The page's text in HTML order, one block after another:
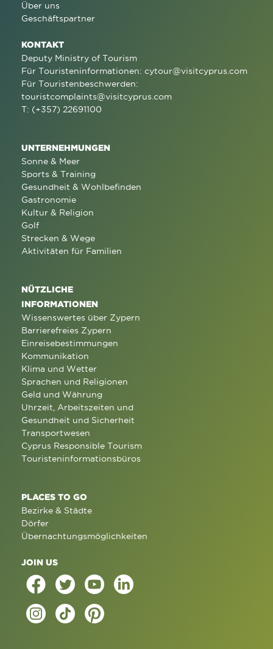
Über uns
Geschäftspartner
KONTAKT
Deputy Ministry of Tourism
Für Touristeninformationen: cytour@visitcyprus.com
Für Touristenbeschwerden:
touristcomplaints@visitcyprus.com
T: (+357) 22691100
UNTERNEHMUNGEN
Sonne & Meer
Sports & Training
Gesundheit & Wohlbefinden
Gastronomie
Kultur & Religion
Golf
Strecken & Wege
Aktivitäten für Familien
NÜTZLICHE
INFORMATIONEN
Wissenswertes über Zypern
Barrierefreies Zypern
Einreisebestimmungen
Kommunikation
Klima und Wetter
Sprachen und Religionen
Geld und Währung
Uhrzeit, Arbeitszeiten und
Gesundheit und Sicherheit
Transportwesen
Cyprus Responsible Tourism
Touristeninformationsbüros
PLACES TO GO
Bezirke & Städte
Dörfer
Übernachtungsmöglichkeiten
JOIN US